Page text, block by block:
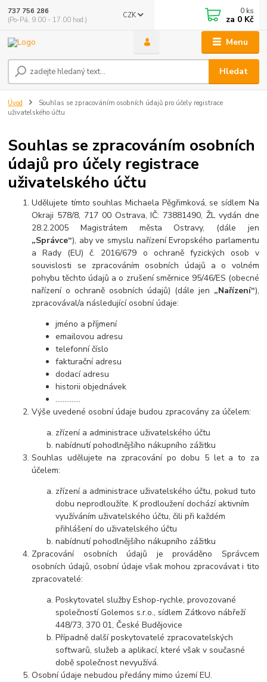
Menu
CZK
Hledat
737 756 286
(Po-Pá, 9.00 - 17.00 hod.)
0 ks
za 0 Kč
Úvod
Souhlas se zpracováním osobních údajů pro účely registrace
uživatelského účtu
Souhlas se zpracováním osobních
údajů pro účely registrace
uživatelského účtu
Udělujete tímto souhlas Michaela Pěgřimková, se sídlem Na
Okraji 578/8, 717 00 Ostrava, IČ: 73881490, ŽL vydán dne
28.2.2005 Magistrátem města Ostravy, (dále jen
„Správce“), aby ve smyslu nařízení Evropského parlamentu
a Rady (EU) č. 2016/679 o ochraně fyzických osob v
souvislosti se zpracováním osobních údajů a o volném
pohybu těchto údajů a o zrušení směrnice 95/46/ES (obecné
nařízení o ochraně osobních údajů) (dále jen „Nařízení“),
zpracovával/a následující osobní údaje:
jméno a příjmení
emailovou adresu
telefonní číslo
fakturační adresu
dodací adresu
historii objednávek
…………..
Výše uvedené osobní údaje budou zpracovány za účelem:
zřízení a administrace uživatelského účtu
nabídnutí pohodlnějšího nákupního zážitku
Souhlas udělujete na zpracování po dobu 5 let a to za
účelem:
zřízení a administrace uživatelského účtu, pokud tuto
dobu neprodloužíte. K prodloužení dochází aktivním
využíváním uživatelského účtu, čili při každém
přihlášení do uživatelského účtu
nabídnutí pohodlnějšího nákupního zážitku
Zpracování osobních údajů je prováděno Správcem
osobních údajů, osobní údaje však mohou zpracovávat i tito
zpracovatelé:
Poskytovatel služby Eshop-rychle, provozované
společností Golemos s.r.o., sídlem Zátkovo nábřeží
448/73, 370 01, České Budějovice
Případně další poskytovatelé zpracovatelských
softwarů, služeb a aplikací, které však v současné
době společnost nevyužívá.
Osobní údaje nebudou předány mimo území EU.